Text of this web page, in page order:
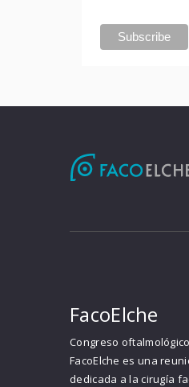
FacoElche
Congreso
FacoElche es una
dedicada a la cirugía